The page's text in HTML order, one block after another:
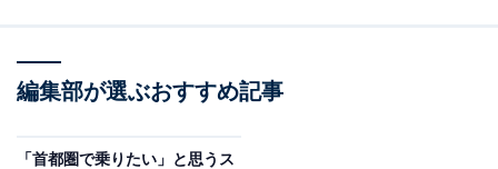
編集部が選ぶおすすめ記事
「首都圏で乗りたい」と思うス